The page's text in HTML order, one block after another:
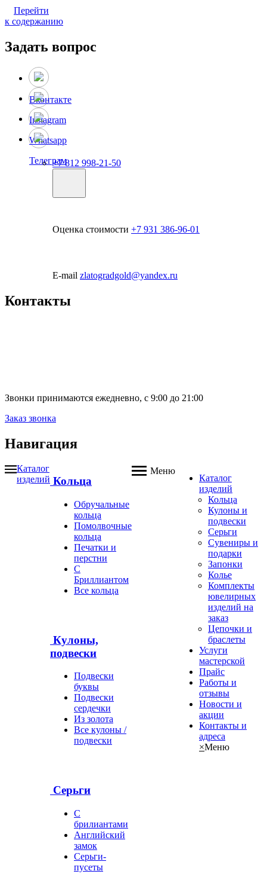
Перейти
к содержанию
Задать вопрос
Вконтакте
Instagram
Whatsapp
Телеграм+7 812 998-21-50
Оценка стоимости +7 931 386-96-01
E-mail zlatogradgold@yandex.ru
Контакты
Звонки принимаются ежедневно, с 9:00 до 21:00
Заказ звонка
Навигация
Каталог
изделий Кольца
Обручальные
кольца
Помолвочные
кольца
Печатки и
перстни
С
Бриллиантом
Все кольца
Кулоны,
подвески
Подвески
буквы
Подвески
сердечки
Из золота
Все кулоны /
подвески
Серьги
С
брилиантами
Английский
замок
Серьги-
пусеты
Меню
Каталог
изделий
Кольца
Кулоны и
подвески
Серьги
Сувениры и
подарки
Запонки
Колье
Комплекты
ювелирных
изделий на
заказ
Цепочки и
браслеты
Услуги
мастерской
Прайс
Работы и
отзывы
Новости и
акции
Контакты и
адреса
×Меню